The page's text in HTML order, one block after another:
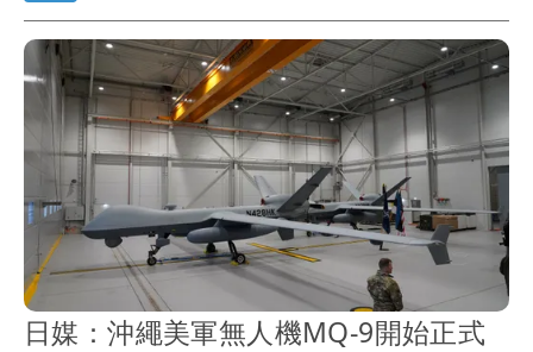
日媒：沖繩美軍無人機MQ-9開始正式